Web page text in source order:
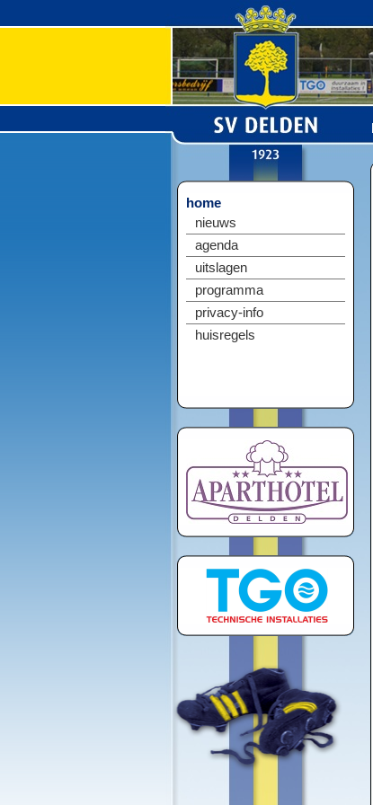
home
nieuws
agenda
uitslagen
programma
privacy-info
huisregels